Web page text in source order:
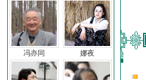
冯亦同 娜夜